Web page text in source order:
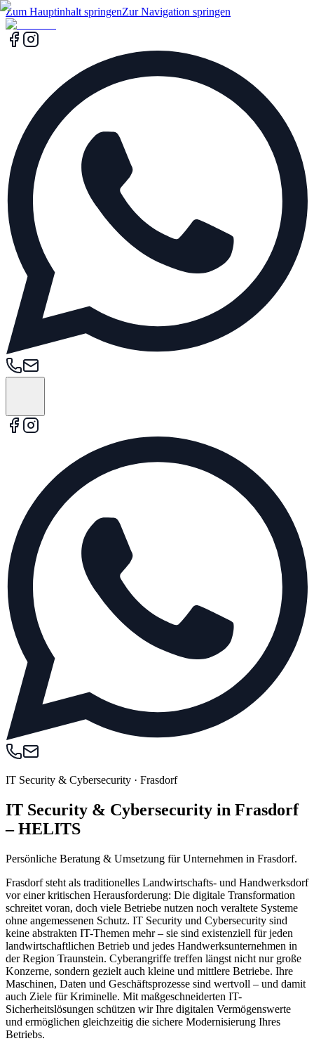
Zum Hauptinhalt springenZur Navigation springen
IT Security & Cybersecurity · Frasdorf
IT Security & Cybersecurity in Frasdorf
– HELITS
Persönliche Beratung & Umsetzung für Unternehmen in Frasdorf.
Frasdorf steht als traditionelles Landwirtschafts- und Handwerksdorf
vor einer kritischen Herausforderung: Die digitale Transformation
schreitet voran, doch viele Betriebe nutzen noch veraltete Systeme
ohne angemessenen Schutz. IT Security und Cybersecurity sind
keine abstrakten IT-Themen mehr – sie sind existenziell für jeden
landwirtschaftlichen Betrieb und jedes Handwerksunternehmen in
der Region Traunstein. Cyberangriffe treffen längst nicht nur große
Konzerne, sondern gezielt auch kleine und mittlere Betriebe. Ihre
Maschinen, Daten und Geschäftsprozesse sind wertvoll – und damit
auch Ziele für Kriminelle. Mit maßgeschneiderten IT-
Sicherheitslösungen schützen wir Ihre digitalen Vermögenswerte
und ermöglichen gleichzeitig die sichere Modernisierung Ihres
Betriebs.